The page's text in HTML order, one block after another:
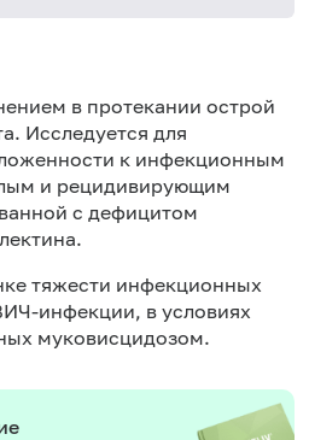
в протекании острой
Исследуется для
к инфекционным
и рецидивирующим
с дефицитом
тяжести инфекционных
инфекции, в условиях
муковисцидозом.